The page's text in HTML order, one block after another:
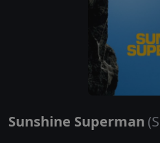
Sunshine Superman